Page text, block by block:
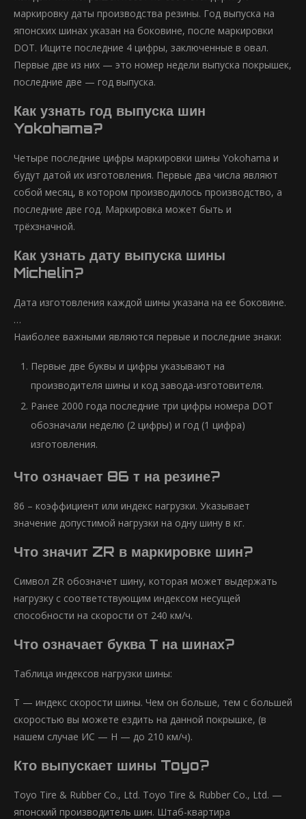
маркировку даты производства резины. Год выпуска на
японских шинах указан на боковине, после маркировки
DOT. Ищите последние 4 цифры, заключенные в овал.
Первые две из них — это номер недели выпуска покрышек,
последние две — год выпуска.
Как узнать год выпуска шин
Yokohama?
Четыре последние цифры маркировки шины Yokohama и
будут датой их изготовления. Первые два числа являют
собой месяц, в котором производилось производство, а
последние две год. Маркировка может быть и
трёхзначной.
Как узнать дату выпуска шины
Michelin?
Дата изготовления каждой шины указана на ее боковине.
…
Наиболее важными являются первые и последние знаки:
Первые две буквы и цифры указывают на
производителя шины и код завода-изготовителя.
Ранее 2000 года последние три цифры номера DOT
обозначали неделю (2 цифры) и год (1 цифра)
изготовления.
Что означает 86 т на резине?
86 – коэффициент или индекс нагрузки. Указывает
значение допустимой нагрузки на одну шину в кг.
Что значит ZR в маркировке шин?
Символ ZR обозначет шину, которая может выдержать
нагрузку с соответствующим индексом несущей
способности на скорости от 240 км/ч.
Что означает буква Т на шинах?
Таблица индексов нагрузки шины:
T — индекс скорости шины. Чем он больше, тем с большей
скоростью вы можете ездить на данной покрышке, (в
нашем случае ИС — Н — до 210 км/ч).
Кто выпускает шины Toyo?
Toyo Tire & Rubber Co., Ltd. Toyo Tire & Rubber Co., Ltd. —
японский производитель шин. Штаб-квартира